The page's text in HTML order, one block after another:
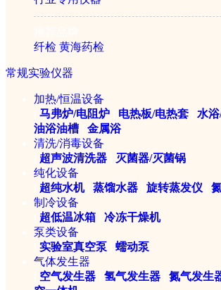
纤检 黄海药检
常规实验仪器
加热/恒温设备
马弗炉/电阻炉 电热板/电热套 水
油浴油槽
金属浴
清洗/消毒设备
超声波清洗器
灭菌器/灭菌锅
纯化设备
超纯水机 蒸馏水器 旋转蒸发仪
制冷设备
超低温冰箱
冷冻干燥机
泵类设备
实验室真空泵
蠕动泵
气体发生器
空气发生器 氢气发生器 氮气发生
Biosafer-100B
￥355800元
Biosafer-100A